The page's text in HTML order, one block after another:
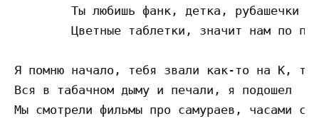
Я помню начало, тебя звали как-то на К, ты
Вся в табачном дыму и печали, я подошел
Мы смотрели фильмы про самураев, часами